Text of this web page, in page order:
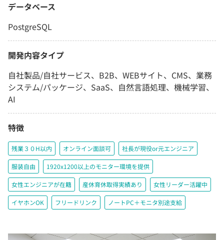
データベース
PostgreSQL
開発内容タイプ
自社製品/自社サービス、B2B、WEBサイト、CMS、業務
システム/パッケージ、SaaS、自然言語処理、機械学習、
AI
特徴
残業３０H以内 オンライン面談可 社長が現役or元エンジニア
服装自由 1920x1200以上のモニター環境を提供
女性エンジニアが在籍 産休育休取得実績あり 女性リーダー活躍中
イヤホンOK フリードリンク ノートPC＋モニタ別途支給